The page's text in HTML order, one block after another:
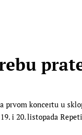
prvom koncertu u
i 20. listopada